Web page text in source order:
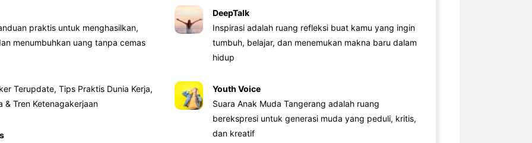
praktis untuk menghasilkan,
menumbuhkan uang tanpa cemas
Terupdate, Tips Praktis Dunia Kerja,
& Tren Ketenagakerjaan
DeepTalk
Inspirasi adalah ruang refleksi buat kamu yang ingin
tumbuh, belajar, dan menemukan makna baru dalam
hidup
Youth Voice
Suara Anak Muda Tangerang adalah ruang
berekspresi untuk generasi muda yang peduli, kritis,
dan kreatif